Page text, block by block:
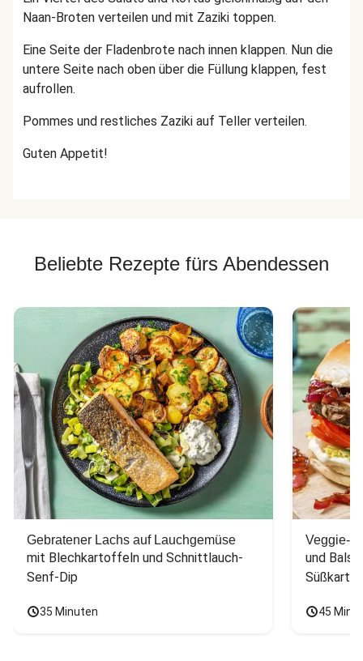
Naan-Broten verteilen und mit Zaziki toppen.
Eine Seite der Fladenbrote nach innen klappen. Nun die
untere Seite nach oben über die Füllung klappen, fest
aufrollen.
Pommes und restliches Zaziki auf Teller verteilen.
Guten Appetit!
Beliebte Rezepte fürs Abendessen
Gebratener Lachs auf Lauchgemüse
mit Blechkartoffeln und Schnittlauch-
Senf-Dip
35 Minuten
Veggie-
und
45